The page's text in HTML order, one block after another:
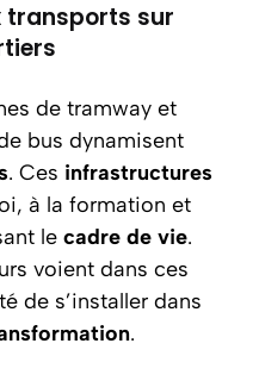
transports sur
de tramway et
bus dynamisent
. Ces infrastructures
à la formation et
le cadre de vie.
voient dans ces
de s’installer dans
.